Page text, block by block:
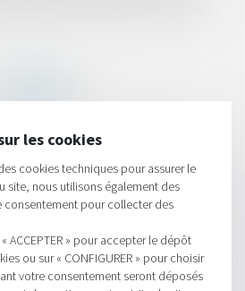
comme une construction.
d'une SNC entraîne obligatoirement
contractuelles si la durée du
les cookies
cookies techniques pour assurer le
site, nous utilisons également des
consentement pour collecter des
ACCEPTER » pour accepter le dépôt
ou sur « CONFIGURER » pour choisir
votre consentement seront déposés